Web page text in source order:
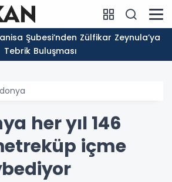
Tebrik Buluşması
her yıl 146
içme